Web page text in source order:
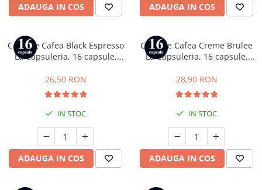
ADAUGA IN COS ADAUGA IN COS
Capsule Cafea Black Espresso
La Capsuleria, 16 capsule,
26,50 RON
IN STOC
ADAUGA IN COS
Capsule Cafea Creme Brulee
La Capsuleria, 16 capsule,
28,90 RON
IN STOC
ADAUGA IN COS